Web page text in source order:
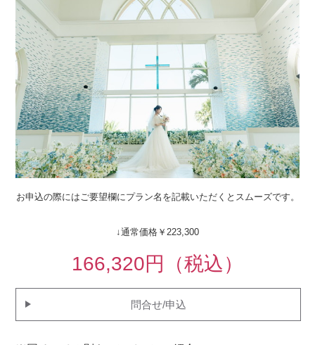
お申込の際にはご要望欄にプラン名を記載いただくとスムーズです。
↓通常価格￥223,300
166,320円（税込）
問合せ/申込